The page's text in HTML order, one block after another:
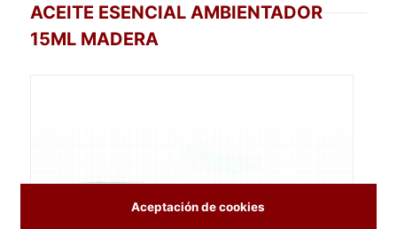
ACEITE ESENCIAL AMBIENTADOR
15ML MADERA
Aceptación de cookies